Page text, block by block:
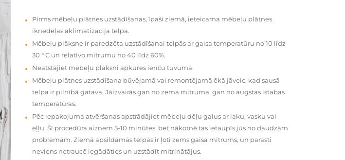
Pirms mēbeļu plātnes uzstādīšanas, īpaši ziemā, ieteicama mēbeļu plātnes
iknedēļas aklimatizācija telpā.
Mēbeļu plāksne ir paredzēta uzstādīšanai telpās ar gaisa temperatūru no 10 līdz
30 ° C un relatīvo mitrumu no 40 līdz 60%.
Neatstājiet mēbeļu plāksni apkures ierīču tuvumā.
Mēbeļu plātnes uzstādīšana būvējamā vai remontējamā ēkā jāveic, kad sausā
telpa ir pilnībā gatava. Jāizvairās gan no zema mitruma, gan no augstas istabas
temperatūras.
Pēc iepakojuma atvēršanas apstrādājiet mēbeļu dēļu galus ar laku, vasku vai
eļļu. Šī procedūra aizņem 5-10 minūtes, bet nākotnē tas ietaupīs jūs no daudzām
problēmām. Ziemā apsildāmās telpās ir ļoti zems gaisa mitrums, un parasti
neviens netraucē iegādāties un uzstādīt mitrinātājus.